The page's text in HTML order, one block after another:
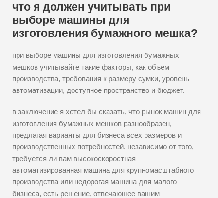
что я должен учитывать при
выборе машины для
изготовления бумажного мешка?
при выборе машины для изготовления бумажных
мешков учитывайте такие факторы, как объем
производства, требования к размеру сумки, уровень
автоматизации, доступное пространство и бюджет.
в заключение я хотел бы сказать, что рынок машин для
изготовления бумажных мешков разнообразен,
предлагая варианты для бизнеса всех размеров и
производственных потребностей. независимо от того,
требуется ли вам высокоскоростная
автоматизированная машина для крупномасштабного
производства или недорогая машина для малого
бизнеса, есть решение, отвечающее вашим